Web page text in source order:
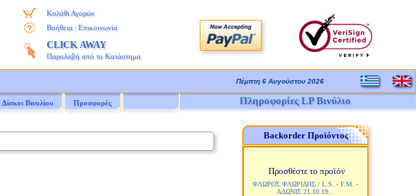
Καλάθι Αγορών
Βοήθεια
Επικοινωνία
CLICK AWAY
Παραλαβή από το Κατάστημα
Πέμπτη 6 Αυγούστου 2026
Δίσκοι Βινυλίου Προσφορές Πληροφορίες LP Βινύλιο
Backorder Προϊόντος
Προσθέστε το προϊόν
ΦΛΩΡΟΣ ΦΛΩΡΙΔΗΣ / L.S. - F.M. -
ΑΔΩΝΙΣ 21.10.19...